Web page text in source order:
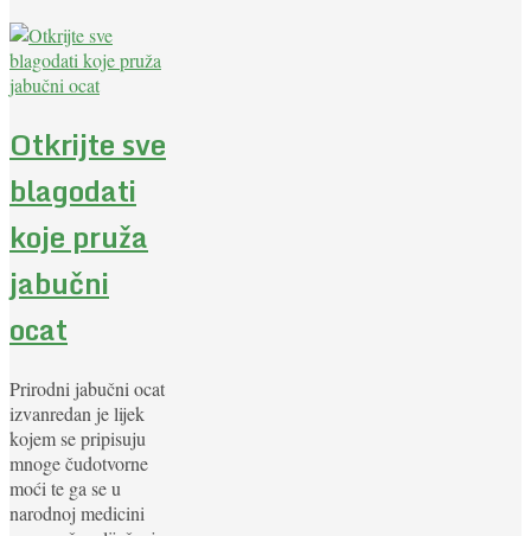
Otkrijte sve
blagodati
koje pruža
jabučni
ocat
Prirodni jabučni ocat
izvanredan je lijek
kojem se pripisuju
mnoge čudotvorne
moći te ga se u
narodnoj medicini